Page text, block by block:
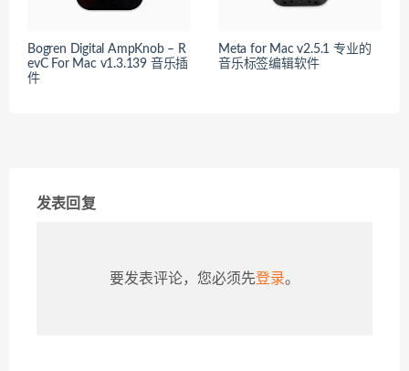
Bogren Digital AmpKnob – R
evC For Mac v1.3.139 音乐插
件
Meta for Mac v2.5.1 专业的
音乐标签编辑软件
发表回复
要发表评论，您必须先登录。